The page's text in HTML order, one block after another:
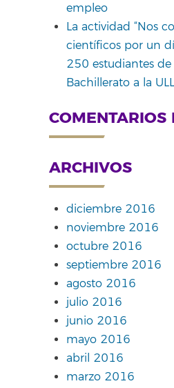
empleo
La actividad “Nos
científicos por un
250 estudiantes de
Bachillerato a la ULL
COMENTARIOS
ARCHIVOS
diciembre 2016
noviembre 2016
octubre 2016
septiembre 2016
agosto 2016
julio 2016
junio 2016
mayo 2016
abril 2016
marzo 2016